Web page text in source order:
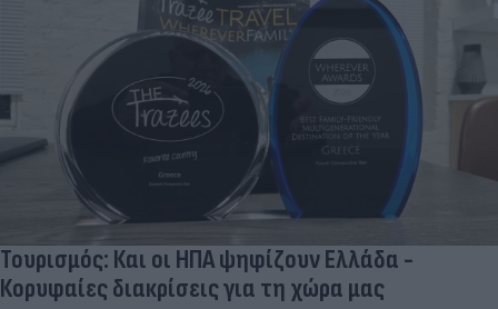
Τουρισμός: Και οι ΗΠΑ ψηφίζουν Ελλάδα -
Κορυφαίες διακρίσεις για τη χώρα μας